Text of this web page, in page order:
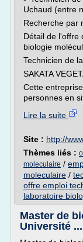
Uchaud (entre
Recherche par
Détail de l'offre
biologie
Technicien de
SAKATA
Cette
personnes en
Lire la suite
Site : http://
Thèmes liés :
moleculaire /
moleculaire /
offre emploi
laboratoire
Master de
Université ...